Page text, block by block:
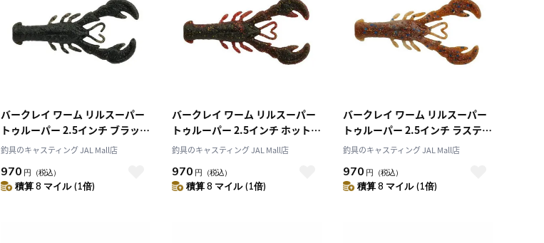
バークレイ ワーム リルスーパー
トゥルーパー 2.5インチ ブラック
パウダー
釣具のキャスティング JAL Mall店
970 円 （税込）
積算 8 マイル (1倍)
バークレイ ワーム リルスーパー
トゥルーパー 2.5インチ ホットク
ロー
釣具のキャスティング JAL Mall店
970 円 （税込）
積算 8 マイル (1倍)
バークレイ ワーム リルスーパー
トゥルーパー 2.5インチ ラスティ
ークロー
釣具のキャスティング JAL Mall店
970 円 （税込）
積算 8 マイル (1倍)